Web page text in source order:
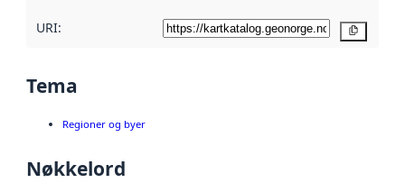
URI:
Tema
Regioner og byer
Nøkkelord